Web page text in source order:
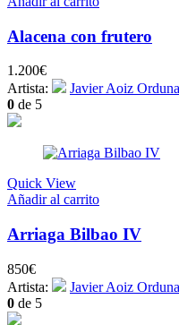
Alacena con frutero
1.200€
Artista:
Javier Aoiz Orduna
0 de 5
Quick View
Añadir al carrito
Arriaga Bilbao IV
850€
Artista:
Javier Aoiz Orduna
0 de 5